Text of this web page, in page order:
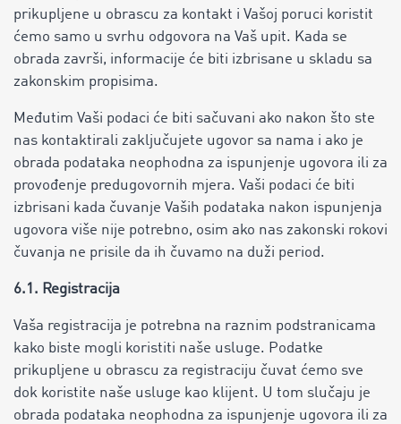
prikupljene u obrascu za kontakt i Vašoj poruci koristit
ćemo samo u svrhu odgovora na Vaš upit. Kada se
obrada završi, informacije će biti izbrisane u skladu sa
zakonskim propisima.
Međutim Vaši podaci će biti sačuvani ako nakon što ste
nas kontaktirali zaključujete ugovor sa nama i ako je
obrada podataka neophodna za ispunjenje ugovora ili za
provođenje predugovornih mjera. Vaši podaci će biti
izbrisani kada čuvanje Vaših podataka nakon ispunjenja
ugovora više nije potrebno, osim ako nas zakonski rokovi
čuvanja ne prisile da ih čuvamo na duži period.
6.1. Registracija
Vaša registracija je potrebna na raznim podstranicama
kako biste mogli koristiti naše usluge. Podatke
prikupljene u obrascu za registraciju čuvat ćemo sve
dok koristite naše usluge kao klijent. U tom slučaju je
obrada podataka neophodna za ispunjenje ugovora ili za